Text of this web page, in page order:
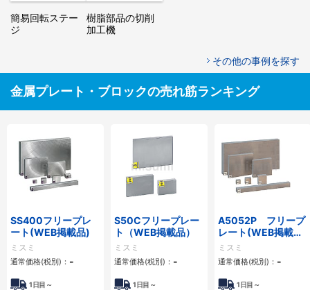
簡易回転ステー
ジ
樹脂部品の切削
加工機
その他の事例を探す
金属プレート・ブロックの売れ筋ランキング
SS400フリープレ
ート(WEB掲載品)
ミスミ
通常価格(税別)： -
1日目～
S50Cフリープレー
ト（WEB掲載品）
ミスミ
通常価格(税別)： -
1日目～
A5052P フリープ
レート(WEB掲載
品）
ミスミ
通常価格(税別)： -
1日目～